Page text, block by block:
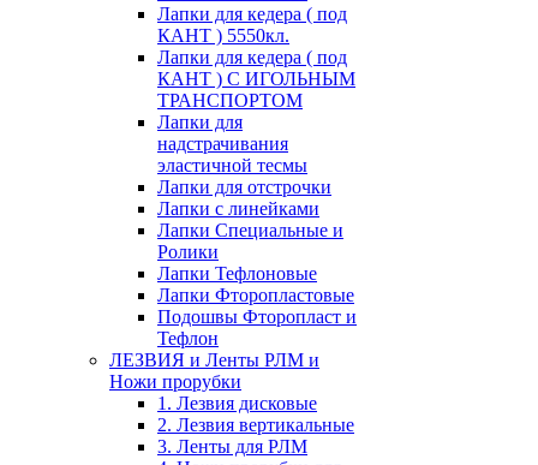
Лапки для кедера ( под
КАНТ ) 5550кл.
Лапки для кедера ( под
КАНТ ) С ИГОЛЬНЫМ
ТРАНСПОРТОМ
Лапки для
надстрачивания
эластичной тесмы
Лапки для отстрочки
Лапки с линейками
Лапки Специальные и
Ролики
Лапки Тефлоновые
Лапки Фторопластовые
Подошвы Фторопласт и
Тефлон
ЛЕЗВИЯ и Ленты РЛМ и
Ножи прорубки
1. Лезвия дисковые
2. Лезвия вертикальные
3. Ленты для РЛМ